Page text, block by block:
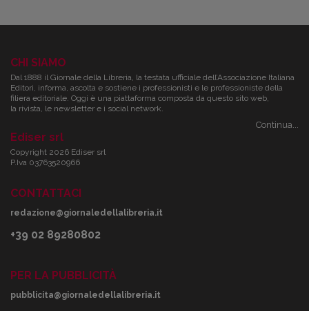
CHI SIAMO
Dal 1888 il Giornale della Libreria, la testata ufficiale dell’Associazione Italiana
Editori, informa, ascolta e sostiene i professionisti e le professioniste della
filiera editoriale. Oggi è una piattaforma composta da questo sito web,
la rivista, le newsletter e i social network.
Continua...
Ediser srl
Copyright 2026 Ediser srl
P.Iva 03763520966
CONTATTACI
redazione@giornaledellalibreria.it
+39 02 89280802
PER LA PUBBLICITÀ
pubblicita@giornaledellalibreria.it